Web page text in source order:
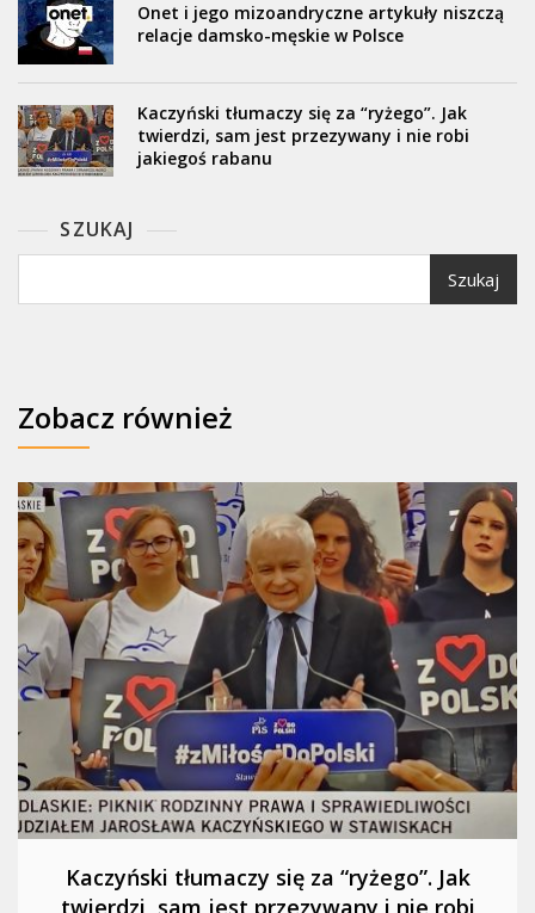
Onet i jego mizoandryczne artykuły niszczą
relacje damsko-męskie w Polsce
Kaczyński tłumaczy się za “ryżego”. Jak
twierdzi, sam jest przezywany i nie robi
jakiegoś rabanu
SZUKAJ
Szukaj
Zobacz również
Kaczyński tłumaczy się za “ryżego”. Jak